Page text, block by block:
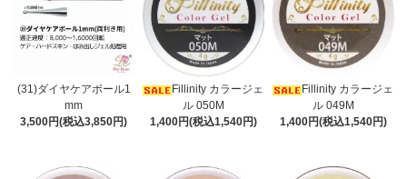
(31)ダイヤケアボール1
mm
3,500円(税込3,850円)
Fillinity カラージェ
ル 050M
1,400円(税込1,540円)
Fillinity カラージェ
ル 049M
1,400円(税込1,540円)